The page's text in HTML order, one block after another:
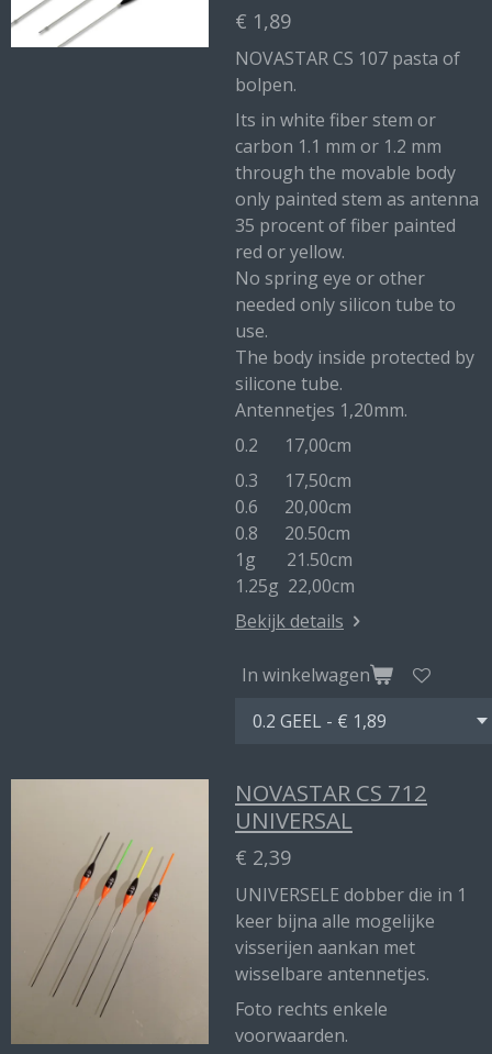
€ 1,89
NOVASTAR CS 107 pasta of
bolpen.
Its in white fiber stem or
carbon 1.1 mm or 1.2 mm
through the movable body
only painted stem as antenna
35 procent of fiber painted
red or yellow.
No spring eye or other
needed only silicon tube to
use.
The body inside protected by
silicone tube.
Antennetjes 1,20mm.
0.2 17,00cm
0.3 17,50cm
0.6 20,00cm
0.8 20.50cm
1g 21.50cm
1.25g 22,00cm
Bekijk details
In winkelwagen
NOVASTAR CS 712
UNIVERSAL
€ 2,39
UNIVERSELE dobber die in 1
keer bijna alle mogelijke
visserijen aankan met
wisselbare antennetjes.
Foto rechts enkele
voorwaarden.